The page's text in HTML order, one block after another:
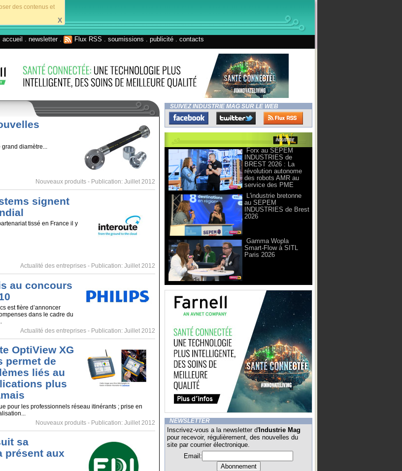
des contenus et
X
accueil newsletter. Flux RSS soumissions publicité contacts
grand diamètre...
Nouveaux produits - Publication: Juillet 2012
signent
tissé en France il y
Actualité des entreprises - Publication: Juillet 2012
au concours
est fière d’annoncer
dans le cadre du
Actualité des entreprises - Publication: Juillet 2012
OptiView XG
permet de
liés au
plus
pour les professionnels réseau itinérants ; prise en
Nouveaux produits - Publication: Juillet 2012
sa
présent aux
SUIVEZ INDUSTRIE MAG SUR LE WEB
Forx au SEPEM
INDUSTRIES de
BREST 2026 : La
révolution autonome
des robots AMR au
service des PME
L'industrie bretonne
au SEPEM
INDUSTRIES de Brest
2026
Gamma Wopla
Smart-Flow à SITL
Paris 2026
NEWSLETTER
Inscrivez-vous a la newsletter d' Industrie Mag
pour recevoir, régulièrement, des nouvelles du
site par courrier électronique.
Email: